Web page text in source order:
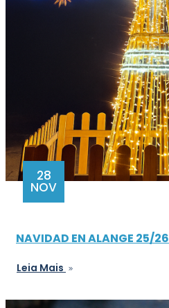
28
NOV
NAVIDAD EN ALANGE 25/26
Leia Mais